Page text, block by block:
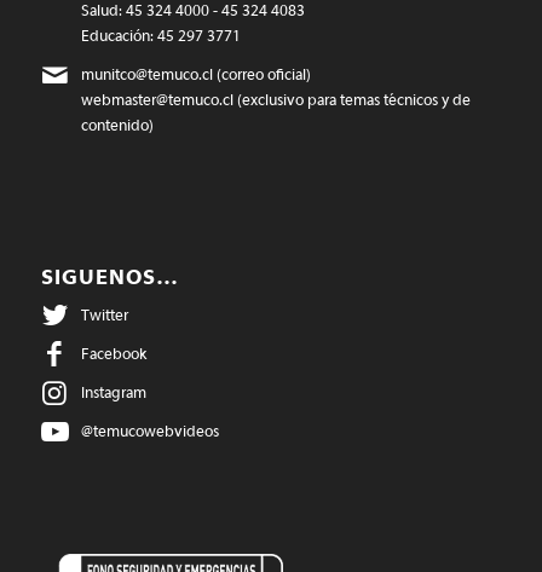
Salud: 45 324 4000 - 45 324 4083
Educación: 45 297 3771
munitco@temuco.cl(correo oficial)
webmaster@temuco.cl(exclusivo para temas técnicos y de
contenido)
SIGUENOS…
Twitter
Facebook
Instagram
@temucowebvideos